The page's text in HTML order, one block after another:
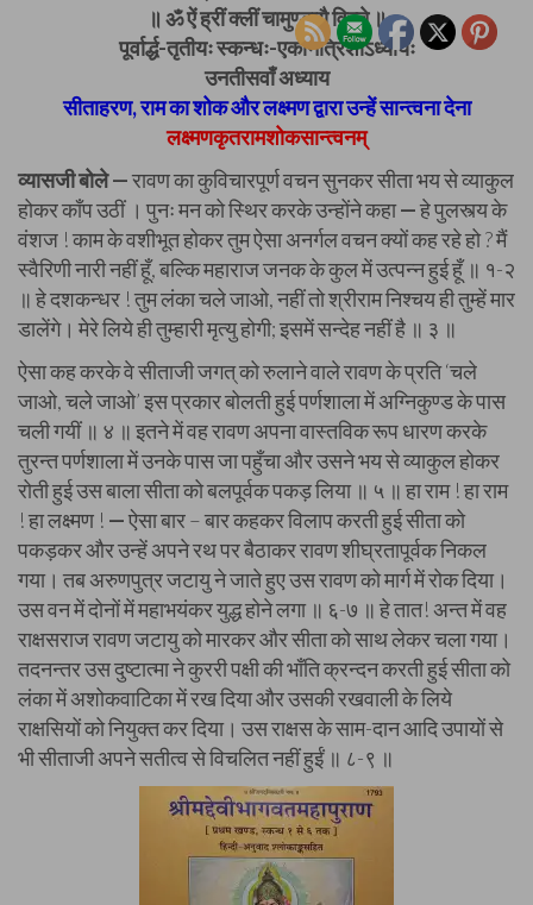
॥ ॐ ऐं ह्रीं क्लीं चामुण्डायै विच्चे ॥
पूर्वार्द्ध-तृतीयः स्कन्धः-एकोनत्रिंशोऽध्यायः
उनतीसवाँ अध्याय
सीताहरण, राम का शोक और लक्ष्मण द्वारा उन्हें सान्त्वना देना
लक्ष्मणकृतरामशोकसान्त्वनम्
व्यासजी बोले —रावण का कुविचारपूर्ण वचन सुनकर सीता भय से व्याकुल
होकर काँप उठीं । पुनः मन को स्थिर करके उन्होंने कहा—हे पुलस्त्य के
वंशज ! काम के वशीभूत होकर तुम ऐसा अनर्गल वचन क्यों कह रहे हो ? मैं
स्वैरिणी नारी नहीं हूँ, बल्कि महाराज जनक के कुल में उत्पन्न हुई हूँ ॥ १-२
॥ हे दशकन्धर ! तुम लंका चले जाओ, नहीं तो श्रीराम निश्चय ही तुम्हें मार
डालेंगे। मेरे लिये ही तुम्हारी मृत्यु होगी; इसमें सन्देह नहीं है ॥ ३ ॥
ऐसा कह करके वे सीताजी जगत्‌ को रुलाने वाले रावण के प्रति ‘चले
जाओ, चले जाओ’ इस प्रकार बोलती हुई पर्णशाला में अग्निकुण्ड के पास
चली गयीं ॥ ४ ॥ इतने में वह रावण अपना वास्तविक रूप धारण करके
तुरन्त पर्णशाला में उनके पास जा पहुँचा और उसने भय से व्याकुल होकर
रोती हुई उस बाला सीता को बलपूर्वक पकड़ लिया ॥ ५ ॥ हा राम ! हा राम
! हा लक्ष्मण ! —ऐसा बार – बार कहकर विलाप करती हुई सीता को
पकड़कर और उन्हें अपने रथ पर बैठाकर रावण शीघ्रतापूर्वक निकल
गया। तब अरुणपुत्र जटायु ने जाते हुए उस रावण को मार्ग में रोक दिया।
उस वन में दोनों में महाभयंकर युद्ध होने लगा ॥ ६-७ ॥ हे तात! अन्त में वह
राक्षसराज रावण जटायु को मारकर और सीता को साथ लेकर चला गया।
तदनन्तर उस दुष्टात्मा ने कुररी पक्षी की भाँति क्रन्दन करती हुई सीता को
लंका में अशोकवाटिका में रख दिया और उसकी रखवाली के लिये
राक्षसियों को नियुक्त कर दिया। उस राक्षस के साम-दान आदि उपायों से
भी सीताजी अपने सतीत्व से विचलित नहीं हुईं ॥ ८-९ ॥